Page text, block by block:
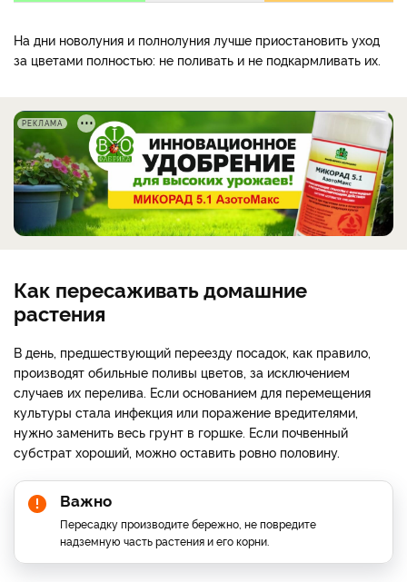
На дни новолуния и полнолуния лучше приостановить уход
за цветами полностью: не поливать и не подкармливать их.
РЕКЛАМА
Как пересаживать домашние
растения
В день, предшествующий переезду посадок, как правило,
производят обильные поливы цветов, за исключением
случаев их перелива. Если основанием для перемещения
культуры стала инфекция или поражение вредителями,
нужно заменить весь грунт в горшке. Если почвенный
субстрат хороший, можно оставить ровно половину.
Важно
Пересадку производите бережно, не повредите
надземную часть растения и его корни.